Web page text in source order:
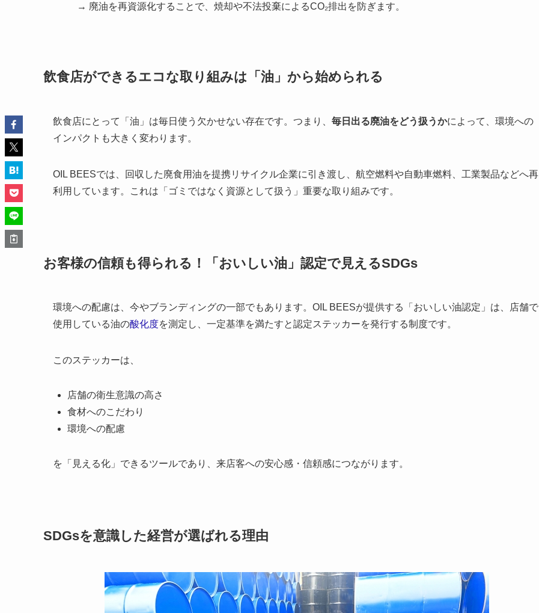
→ 廃油を再資源化することで、焼却や不法投棄によるCO₂排出を防ぎます。
飲食店ができるエコな取り組みは「油」から始められる
飲食店にとって「油」は毎日使う欠かせない存在です。つまり、 毎日出る廃油をどう扱うかによって、環境への
インパクトも大きく変わります。
OIL BEESでは、回収した廃食用油を提携リサイクル企業に引き渡し、航空燃料や自動車燃料、工業製品などへ再
利用しています。これは「ゴミではなく資源として扱う」重要な取り組みです。
お客様の信頼も得られる！「おいしい油」認定で見えるSDGs
環境への配慮は、今やブランディングの一部でもあります。OIL BEESが提供する「おいしい油認定」は、店舗で
使用している油の酸化度を測定し、一定基準を満たすと認定ステッカーを発行する制度です。
このステッカーは、
店舗の衛生意識の高さ
食材へのこだわり
環境への配慮
を「見える化」できるツールであり、来店客への安心感・信頼感につながります。
SDGsを意識した経営が選ばれる理由